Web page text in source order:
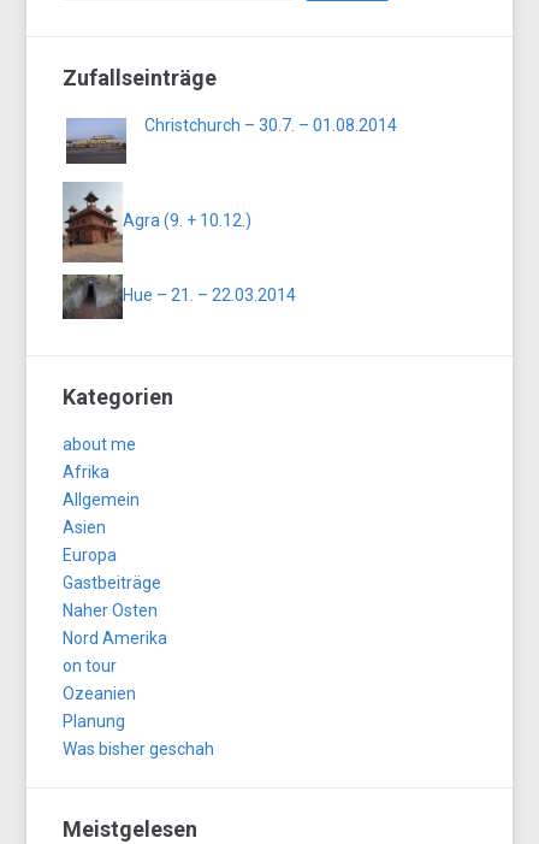
Zufallseinträge
Christchurch – 30.7. – 01.08.2014
Agra (9. + 10.12.)
Hue – 21. – 22.03.2014
Kategorien
about me
Afrika
Allgemein
Asien
Europa
Gastbeiträge
Naher Osten
Nord Amerika
on tour
Ozeanien
Planung
Was bisher geschah
Meistgelesen